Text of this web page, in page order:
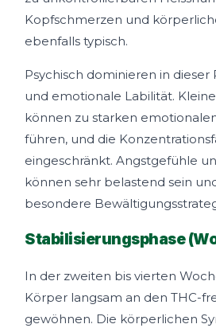
Kopfschmerzen und
ebenfalls typisch.
Psychisch dominieren in dieser
und emotionale Labilität.
können zu starken
führen, und die
eingeschränkt. Angstgefühle
können sehr belastend sein
besondere
Stabilisierungsphase
In der zweiten bis vierten
Körper langsam an den THC-
gewöhnen. Die körperlichen